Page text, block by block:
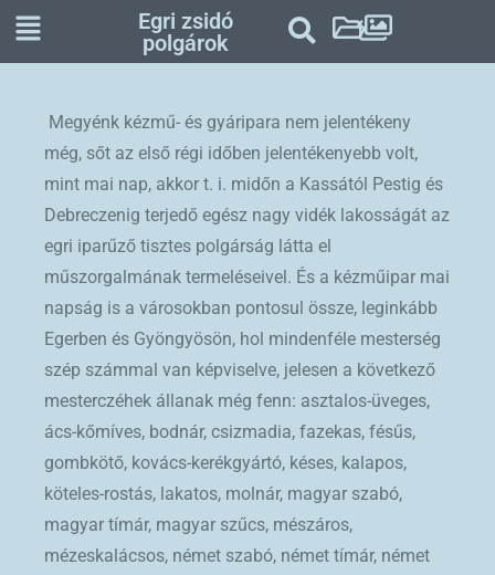
Egri zsidó
polgárok
Megyénk kézmű- és gyáripara nem jelentékeny
még, sőt az első régi időben jelentékenyebb volt,
mint mai nap, akkor t. i. midőn a Kassától Pestig és
Debreczenig terjedő egész nagy vidék lakosságát az
egri iparűző tisztes polgárság látta el
műszorgalmának termeléseivel. És a kézműipar mai
napság is a városokban pontosul össze, leginkább
Egerben és Gyöngyösön, hol mindenféle mesterség
szép számmal van képviselve, jelesen a következő
mesterczéhek állanak még fenn: asztalos-üveges,
ács-kőmíves, bodnár, csizmadia, fazekas, fésűs,
gombkötő, kovács-kerékgyártó, késes, kalapos,
köteles-rostás, lakatos, molnár, magyar szabó,
magyar tímár, magyar szűcs, mészáros,
mézeskalácsos, német szabó, német tímár, német